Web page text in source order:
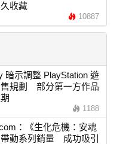
收藏
10887
暗示調整 PlayStation 遊
售規劃 部分第一方作品
1188
：《生化危機：安魂
動系列銷量 成功吸引